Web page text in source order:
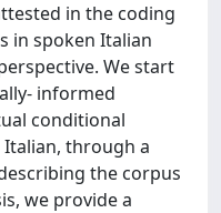
in the coding
in spoken Italian
We start
informed
conditional
through a
the corpus
we provide a